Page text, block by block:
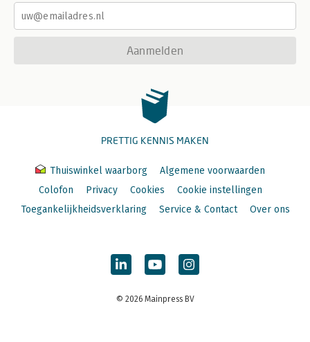
Aanmelden
PRETTIG KENNIS MAKEN
Thuiswinkel waarborg
Algemene voorwaarden
Colofon
Privacy Cookies
Cookie instellingen
Toegankelijkheidsverklaring
Service & Contact Over ons
© 2026 Mainpress BV